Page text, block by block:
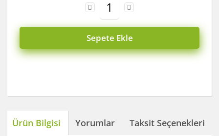
Sepete Ekle
Ürün Bilgisi Yorumlar Taksit Seçenekleri